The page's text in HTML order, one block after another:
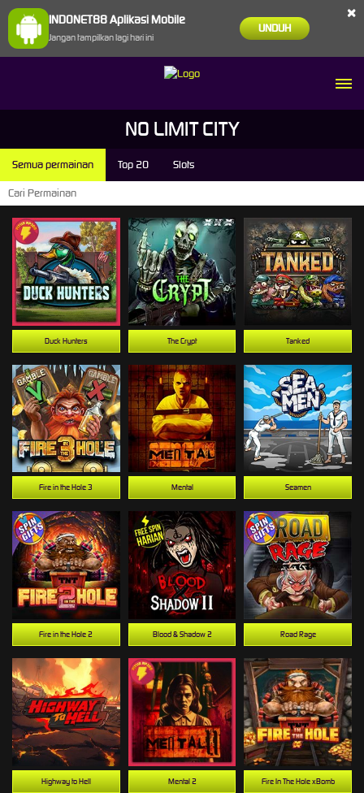
INDONET88 Aplikasi Mobile
Jangan tampilkan lagi hari ini
UNDUH
×
NO LIMIT CITY
Semua permainan Top 20 Slots
Seamen
Duck Hunters
Fire in the Hole 3
Highway to Hell Mental 2
Blood & Shadow 2
Mental
The Crypt
Fire in the Hole 2
Tanked
Fire In The Hole xBomb
Road Rage